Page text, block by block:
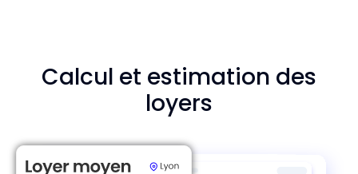
Calcul et estimation des
loyers